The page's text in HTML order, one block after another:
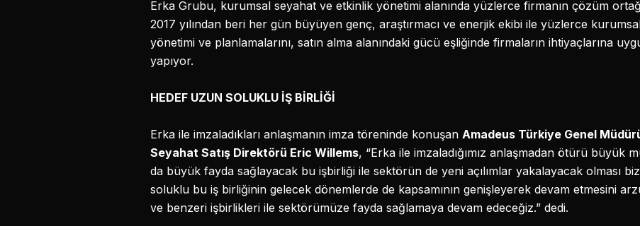
Erka Grubu, kurumsal seyahat ve etkinlik yönetimi alanında yüzlerce firmanın çözüm
2017 yılından beri her gün büyüyen genç, araştırmacı ve enerjik ekibi ile yüzlerce
yönetimi ve planlamalarını, satın alma alanındaki gücü eşliğinde firmaların ihtiyaçlarına
yapıyor.
HEDEF UZUN SOLUKLU İŞ BİRLİĞİ
Erka ile imzaladıkları anlaşmanın imza töreninde konuşan Amadeus Türkiye Genel
Seyahat Satış Direktörü Eric Willems, “Erka ile imzaladığımız anlaşmadan ötürü büyük
da büyük fayda sağlayacak bu işbirliği ile sektörün de yeni açılımlar yakalayacak olması
soluklu bu iş birliğinin gelecek dönemlerde de kapsamının genişleyerek devam etmesini
ve benzeri işbirlikleri ile sektörümüze fayda sağlamaya devam edeceğiz.” dedi.